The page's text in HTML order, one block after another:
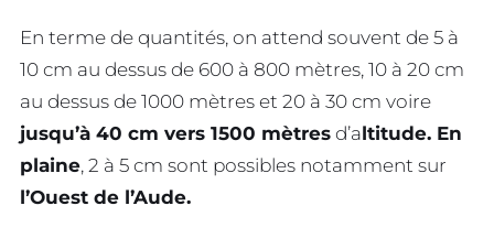
En terme de quantités, on attend souvent de 5 à
10 cm au dessus de 600 à 800 mètres, 10 à 20 cm
au dessus de 1000 mètres et 20 à 30 cm voire
jusqu’à 40 cm vers 1500 mètres d’altitude. En
plaine, 2 à 5 cm sont possibles notamment sur
l’Ouest de l’Aude.